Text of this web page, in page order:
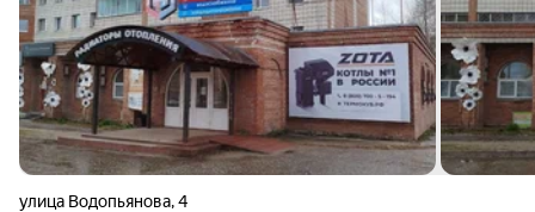
улица Водопьянова,4